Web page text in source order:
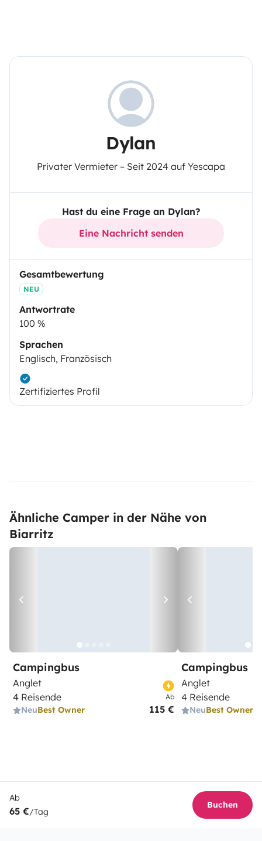
Dylan
Privater Vermieter – Seit 2024 auf Yescapa
Hast du eine Frage an Dylan?
Eine Nachricht senden
Gesamtbewertung
NEU
Antwortrate
100 %
Sprachen
Englisch, Französisch
Zertifiziertes Profil
Ähnliche Camper in der Nähe von
Biarritz
Campingbus
Anglet
4 Reisende
NeuBest Owner
Ab
115 €
Campingbus
Anglet
4 Reisende
NeuBest Owner
Ab
65 €/Tag
Buchen